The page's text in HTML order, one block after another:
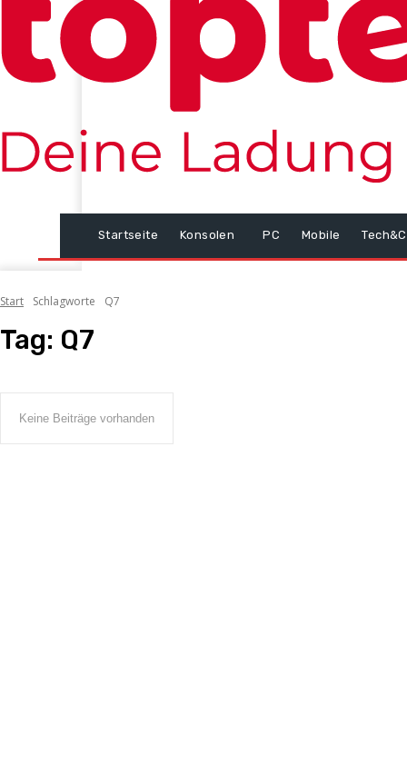
Startseite Konsolen PC Mobile
Start Schlagworte Q7
Tag: Q7
Keine Beiträge vorhanden